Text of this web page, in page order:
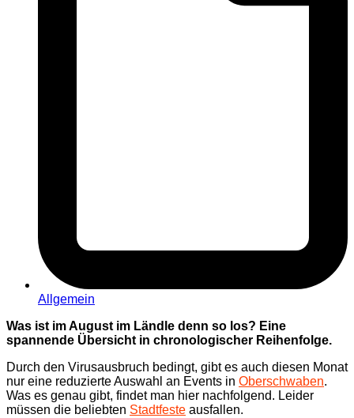
Allgemein
Was ist im August im Ländle denn so los? Eine
spannende Übersicht in chronologischer Reihenfolge.
Durch den Virusausbruch bedingt, gibt es auch diesen Monat
nur eine reduzierte Auswahl an Events in Oberschwaben.
Was es genau gibt, findet man hier nachfolgend. Leider
müssen die beliebten Stadtfeste ausfallen.